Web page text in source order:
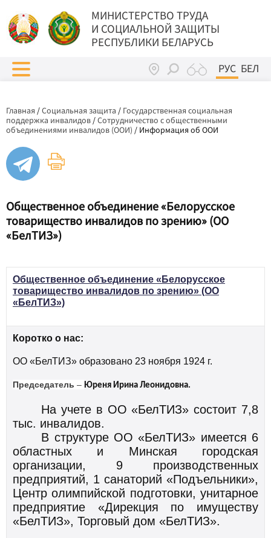
МИНИСТЕРСТВО ТРУДА
И СОЦИАЛЬНОЙ ЗАЩИТЫ
РЕСПУБЛИКИ БЕЛАРУСЬ
РУС БЕЛ
Главная /Социальная защита / Государственная социальная
поддержка инвалидов /Сотрудничество с общественными
объединениями инвалидов (ООИ) / Информация об ООИ
Общественное объединение «Белорусское
товарищество инвалидов по зрению» (ОО
«БелТИЗ»)
Общественное объединение «Белорусское
товарищество инвалидов по зрению» (ОО
«БелТИЗ»)
Коротко о нас:
ОО «БелТИЗ» образовано 23 ноября 1924 г.
Председатель – Юреня Ирина Леонидовна.
На учете в ОО «БелТИЗ» состоит 7,8
тыс. инвалидов.
В структуре ОО «БелТИЗ» имеется 6
областных и Минская городская
организации, 9 производственных
предприятий, 1 санаторий «Подъельники»,
Центр олимпийской подготовки, унитарное
предприятие «Дирекция по имуществу
«БелТИЗ», Торговый дом «БелТИЗ».